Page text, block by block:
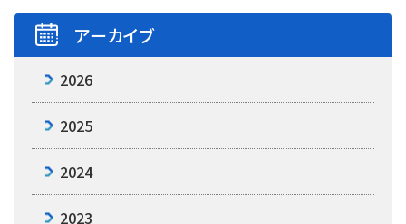
アーカイブ
2026
2025
2024
2023